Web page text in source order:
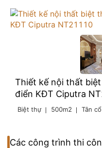
Thiết kế nội thất
điển KĐT Ciputra
Biệt thự 500m2 Tân
Các công trình thi